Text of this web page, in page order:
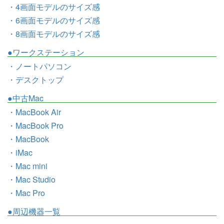
・4画面モデルのサイズ感
・6画面モデルのサイズ感
・8画面モデルのサイズ感
●ワークステーション
・ノートパソコン
・デスクトップ
●中古Mac
・MacBook Air
・MacBook Pro
・MacBook
・iMac
・Mac mini
・Mac Studio
・Mac Pro
●周辺機器一覧